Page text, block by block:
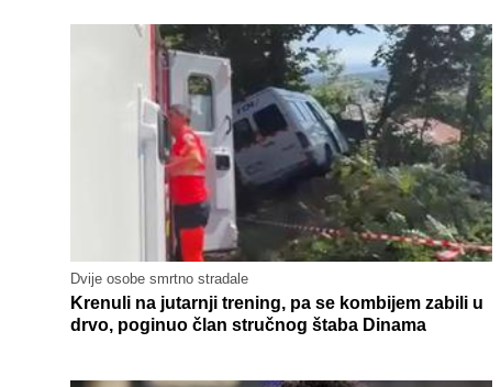
Dvije osobe smrtno stradale
Krenuli na jutarnji trening, pa se kombijem zabili u
drvo, poginuo član stručnog štaba Dinama